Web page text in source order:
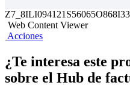
Web Content Viewer
Acciones
¿Te interesa este
sobre el Hub de